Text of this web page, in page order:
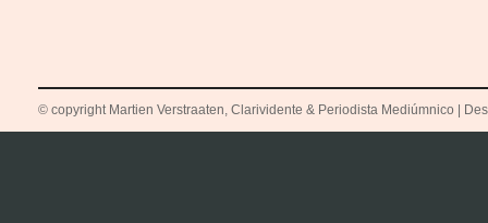
© copyright Martien Verstraaten, Clarividente & Periodista Mediúmnico |